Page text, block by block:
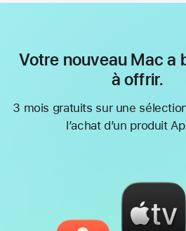
Votre nouveau Mac a
à offrir.
3 mois gratuits sur une
l’achat d’un produit